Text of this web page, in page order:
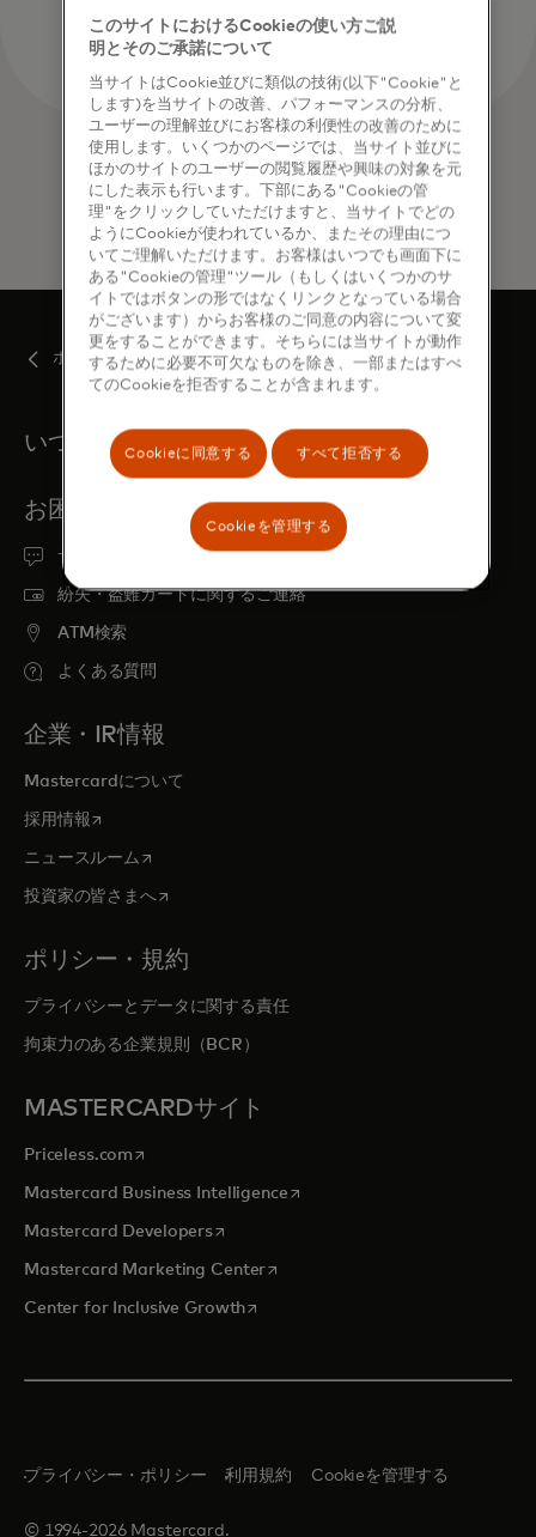
ホーム
いつでもサポートします
お困りですか？
サポート
紛失・盗難カードに関するご連絡
ATM検索
よくある質問
企業・IR情報
Mastercardについて
採用情報新しいタブで開く
ニュースルーム 新しいタブで開く
投資家の皆さまへ新しいタブで開く
ポリシー・規約
プライバシーとデータに関する責任
拘束力のある企業規則（BCR）
MASTERCARDサイト
Priceless.com 新しいタブで開く
Mastercard Business Intelligence新しいタブで開く
Mastercard Developers新しいタブで開く
Mastercard Marketing Center新しいタブで開く
Center for Inclusive Growth新しいタブで開く
© 1994-2026 Mastercard.
プライバシー・ポリシー 利用規約 Cookieを管理する
このサイトにおけるCookieの使い方ご説
明とそのご承諾について
当サイトはCookie並びに類似の技術(以下"Cookie"と
します)を当サイトの改善、パフォーマンスの分析、
ユーザーの理解並びにお客様の利便性の改善のために
使用します。いくつかのページでは、当サイト並びに
ほかのサイトのユーザーの閲覧履歴や興味の対象を元
にした表示も行います。下部にある"Cookieの管
理"をクリックしていただけますと、当サイトでどの
ようにCookieが使われているか、またその理由につ
いてご理解いただけます。お客様はいつでも画面下に
ある"Cookieの管理"ツール（もしくはいくつかのサ
イトではボタンの形ではなくリンクとなっている場合
がございます）からお客様のご同意の内容について変
更をすることができます。そちらには当サイトが動作
するために必要不可欠なものを除き、一部またはすべ
てのCookieを拒否することが含まれます。
Cookieに同意する すべて拒否する
Cookieを管理する